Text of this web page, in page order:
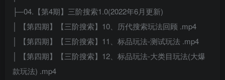
├─04.【第4期】三阶搜索1.0(2022年6月更新)
│ 【第四期】【三阶搜索】10、历代搜索玩法回顾 .mp4
│ 【第四期】【三阶搜索】11、标品玩法-测试玩法 .mp4
│ 【第四期】【三阶搜索】12、标品玩法-大类目玩法(大爆
款玩法) .mp4